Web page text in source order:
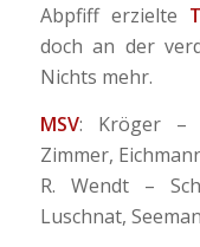
Abpfiff erzielte
doch an der
Nichts mehr.
MSV: Kröger –
Zimmer,
R. Wendt –
Luschnat,